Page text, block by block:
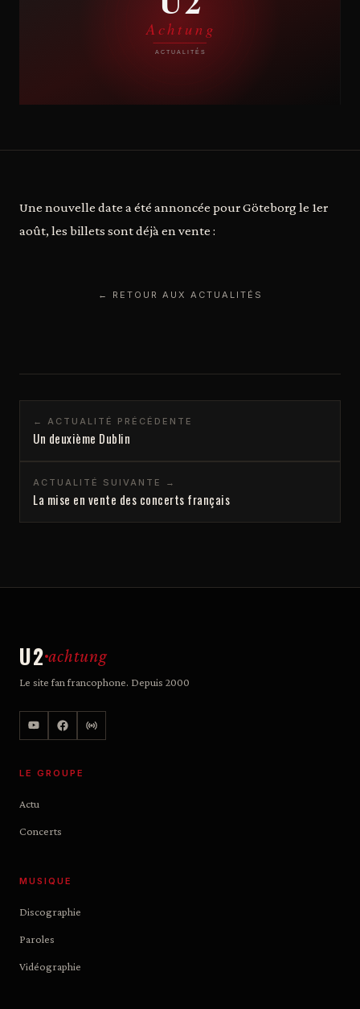
Une nouvelle date a été annoncée pour Göteborg le 1er
août, les billets sont déjà en vente :
← RETOUR AUX ACTUALITÉS
← ACTUALITÉ PRÉCÉDENTE
Un deuxième Dublin
ACTUALITÉ SUIVANTE →
La mise en vente des concerts français
U2 achtung
Le site fan francophone. Depuis 2000
LE GROUPE
Actu
Concerts
MUSIQUE
Discographie
Paroles
Vidéographie